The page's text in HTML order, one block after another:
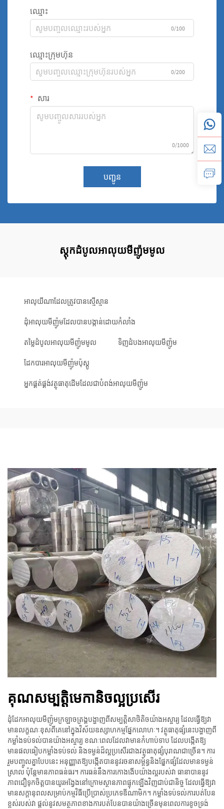
ឈ្មោះ
0/100
ឈ្មោះក្រុមហ៊ុន
0/200
សារ
0/1000
បញ្ជូន
ស្តុកដំបូលអាលុយមីញ៉ូមមូល
អាលុយីណាដែលត្រូវបានស្មើស្មាន
ដុំអាលុយមីញ៉ូមដែលបានបង្កាន់ដោយកំលាំង
តម្លៃដំបូលអាលុយមីញ៉ូមមូល ទិញដំបងអាលុយមីញ៉ូម
ដែក​បារអាលុយមីញ៉ូម​ប៉ុស្តូ
អ្នកផ្គត់ផ្គង់វត្ថុធាតុដើមដែលជាបំពង់អាលុយមីញ៉ូម
គុណសម្បត្តិមេកានិចល្អប្រសើរ
ដុំដែកអាលុយមីញ៉ូមក្រឡាចត្រង្គបង្ហាញពីសម្បត្តិសាថិតិចយ៉ាងអស្ចារ្យ ដែលធ្វើឱ្យវា
មានលក្ខណៈខុសពីគេនៅក្នុងវិស័យឧស្សាហកម្មផ្នែកលោហៈ។ វត្ថុធាតុផ្សំនេះបង្ហាញពី
កម្លាំងទប់ទល់បានយ៉ាងអស្ចារ្យ ខណៈពេលដែលវាមានកំហាប់ទាប ដែលបង្កើតឱ្យ
មានផលធៀបកម្លាំងទប់ទល់ និងទម្ងន់ដ៏ល្អប្រសើរជាងវត្ថុធាតុផ្សំបុរាណជាច្រើន។ ការ
រួមបញ្ចូលគ្នាបែបនេះ អនុញ្ញាតឱ្យបង្កើតបាននូវរចនាសម្ព័ន្ធនិងផ្នែកផ្សំដែលមានទម្ងន់
ស្រាល ប៉ុន្តែមានភាពធន់ធរ។ ការធន់នឹងការកោងងើបយ៉ាងល្អរបស់វា ធានាបាននូវ
ភាពជឿទុកចិត្តបានយូរអង្វែងនៅក្រោមស្ថានភាពផ្ទុកឡើងវិញជាប់ជានិច្ច ដែលធ្វើឱ្យវា
មានសក្ដានុពលសម្រាប់កម្មវិធីប្រើប្រាស់ប្រភេទឌីណាមិក។ កម្លាំងទប់ទល់ការបត់បែន
ខ្ពស់របស់វា ផ្តល់នូវសមត្ថភាពខាងការបត់បែនបានយ៉ាងច្រើនមុនពេលការខូចទ្រង់